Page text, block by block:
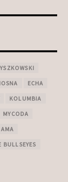
ECHA
KOLUMBIA
MYCODA
BULLSEYES